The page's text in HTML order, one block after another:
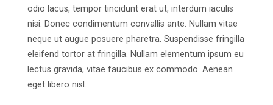
odio lacus, tempor tincidunt erat ut, interdum iaculis
nisi. Donec condimentum convallis ante. Nullam vitae
neque ut augue posuere pharetra. Suspendisse fringilla
eleifend tortor at fringilla. Nullam elementum ipsum eu
lectus gravida, vitae faucibus ex commodo. Aenean
eget libero nisl.